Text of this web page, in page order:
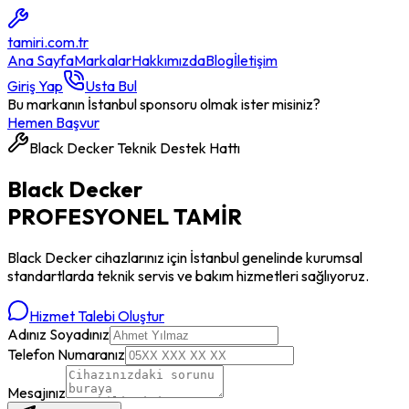
tamiri.com.tr
Ana SayfaMarkalarHakkımızdaBlogİletişim
Giriş Yap
Usta Bul
Bu markanın İstanbul sponsoru olmak ister misiniz?
Hemen Başvur
Black DeckerTeknik Destek Hattı
Black Decker
PROFESYONELTAMİR
Black Deckercihazlarınız için İstanbul genelinde kurumsal
standartlarda teknik servis ve bakım hizmetleri sağlıyoruz.
Hizmet Talebi Oluştur
Adınız Soyadınız
Telefon Numaranız
Mesajınız